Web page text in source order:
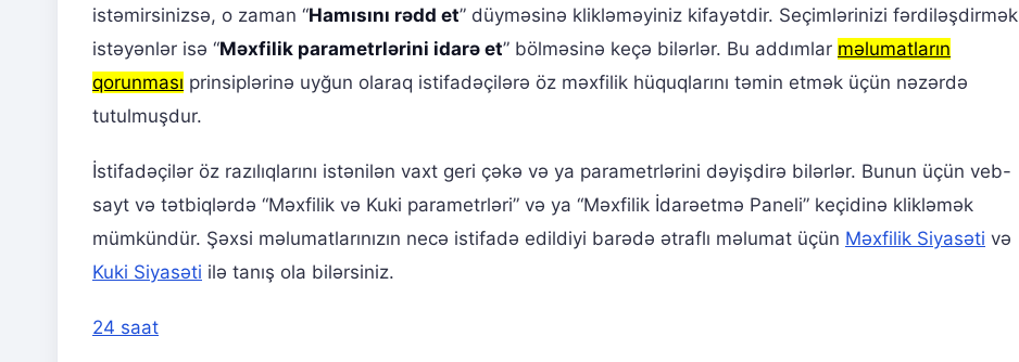
istəmirsinizsə, o zaman “Hamısını rədd et” düyməsinə klikləməyiniz kifayətdir. Seçimlərinizi fərdiləşdirmək
istəyənlər isə “Məxfilik parametrlərini idarə et” bölməsinə keçə bilərlər. Bu addımlar məlumatların
qorunması prinsiplərinə uyğun olaraq istifadəçilərə öz məxfilik hüquqlarını təmin etmək üçün nəzərdə
tutulmuşdur.
İstifadəçilər öz razılıqlarını istənilən vaxt geri çəkə və ya parametrlərini dəyişdirə bilərlər. Bunun üçün veb-
sayt və tətbiqlərdə “Məxfilik və Kuki parametrləri” və ya “Məxfilik İdarəetmə Paneli” keçidinə klikləmək
mümkündür. Şəxsi məlumatlarınızın necə istifadə edildiyi barədə ətraflı məlumat üçün Məxfilik Siyasəti və
Kuki Siyasəti ilə tanış ola bilərsiniz.
24 saat